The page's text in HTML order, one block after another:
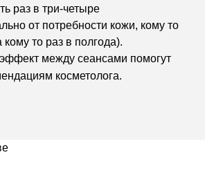
раз в три-четыре
от потребности кожи, кому то
то раз в полгода).
эффект между сеансами помогут
косметолога.